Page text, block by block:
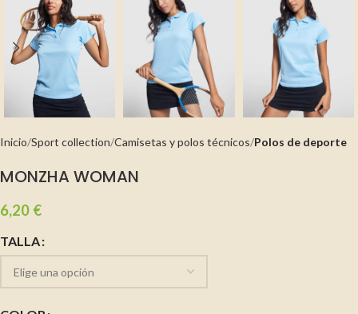
Inicio Sport collection Camisetas y polos técnicos Polos de deporte
MONZHA WOMAN
6,20 €
TALLA